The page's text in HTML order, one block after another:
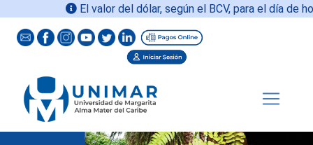
El valor del dólar, según el BCV, para el día de hoy